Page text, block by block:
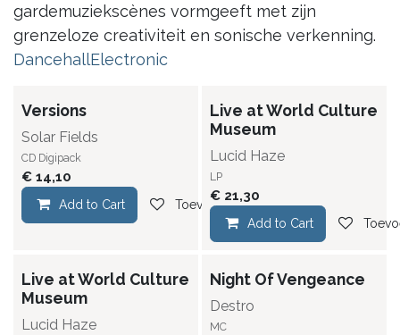
gardemuziekscènes vormgeeft met zijn
grenzeloze creativiteit en sonische verkenning.
DancehallElectronic
Versions
Solar Fields
CD Digipack
€ 14,10
Add to Cart Toevoegen aan verlanglijst
Live at World Culture
Museum
Lucid Haze
LP
€ 21,30
Add to Cart
Live at World Culture
Museum
Lucid Haze
Night Of Vengeance
Destro
MC